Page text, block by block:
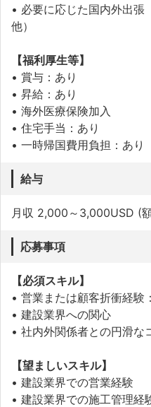
• 必要に応じた国内外出張
他）
【福利厚生等】
• 賞与：あり
• 昇給：あり
• 海外医療保険加入
• 住宅手当：あり
• 一時帰国費用負担：あり
給与
月収 2,000～3,000USD (
応募事項
【必須スキル】
• 営業または顧客折衝経験
• 建設業界への関心
• 社内外関係者との円滑な
【望ましいスキル】
• 建設業界での営業経験
• 建設業界での施工管理経